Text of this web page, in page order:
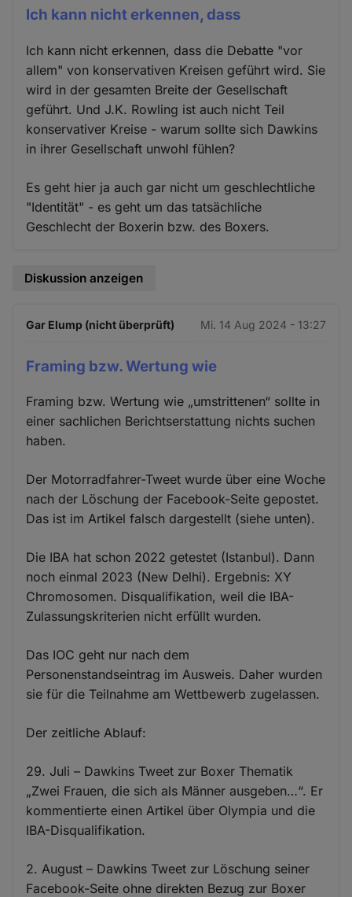
Ich kann nicht erkennen, dass
Ich kann nicht erkennen, dass die Debatte "vor
allem" von konservativen Kreisen geführt wird. Sie
wird in der gesamten Breite der Gesellschaft
geführt. Und J.K. Rowling ist auch nicht Teil
konservativer Kreise - warum sollte sich Dawkins
in ihrer Gesellschaft unwohl fühlen?
Es geht hier ja auch gar nicht um geschlechtliche
"Identität" - es geht um das tatsächliche
Geschlecht der Boxerin bzw. des Boxers.
Diskussion anzeigen
Gar Elump (nicht überprüft) Mi. 14 Aug 2024 - 13:27
Framing bzw. Wertung wie
Framing bzw. Wertung wie „umstrittenen“ sollte in
einer sachlichen Berichtserstattung nichts suchen
haben.
Der Motorradfahrer-Tweet wurde über eine Woche
nach der Löschung der Facebook-Seite gepostet.
Das ist im Artikel falsch dargestellt (siehe unten).
Die IBA hat schon 2022 getestet (Istanbul). Dann
noch einmal 2023 (New Delhi). Ergebnis: XY
Chromosomen. Disqualifikation, weil die IBA-
Zulassungskriterien nicht erfüllt wurden.
Das IOC geht nur nach dem
Personenstandseintrag im Ausweis. Daher wurden
sie für die Teilnahme am Wettbewerb zugelassen.
Der zeitliche Ablauf:
29. Juli – Dawkins Tweet zur Boxer Thematik
„Zwei Frauen, die sich als Männer ausgeben…“. Er
kommentierte einen Artikel über Olympia und die
IBA-Disqualifikation.
2. August – Dawkins Tweet zur Löschung seiner
Facebook-Seite ohne direkten Bezug zur Boxer